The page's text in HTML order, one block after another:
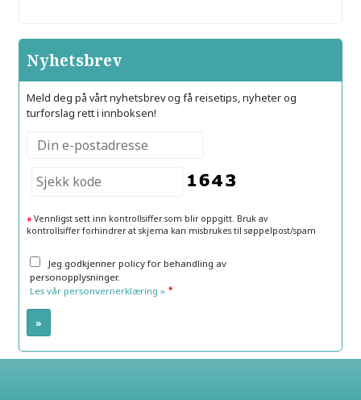
Nyhetsbrev
Meld deg på vårt nyhetsbrev og få reisetips, nyheter og
turforslag rett i innboksen!
Vennligst sett inn kontrollsiffer som blir oppgitt. Bruk av
kontrollsiffer forhindrer at skjema kan misbrukes til søppelpost/spam
Jeg godkjenner policy for behandling av
personopplysninger.
Les vår personvernerklæring » *